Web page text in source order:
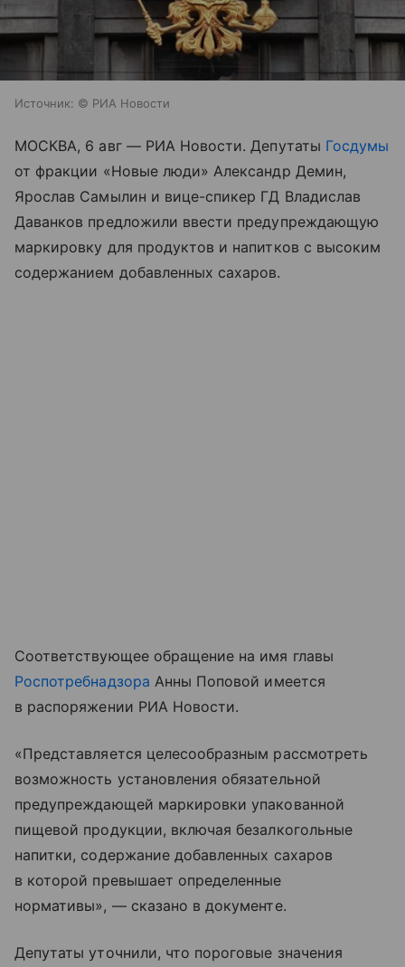
Источник: © РИА Новости
МОСКВА, 6 авг — РИА Новости. Депутаты Госдумы
от фракции «Новые люди» Александр Демин,
Ярослав Самылин и вице-спикер ГД Владислав
Даванков предложили ввести предупреждающую
маркировку для продуктов и напитков с высоким
содержанием добавленных сахаров.
Соответствующее обращение на имя главы
Роспотребнадзора Анны Поповой имеется
в распоряжении РИА Новости.
«Представляется целесообразным рассмотреть
возможность установления обязательной
предупреждающей маркировки упакованной
пищевой продукции, включая безалкогольные
напитки, содержание добавленных сахаров
в которой превышает определенные
нормативы», — сказано в документе.
Депутаты уточнили, что пороговые значения